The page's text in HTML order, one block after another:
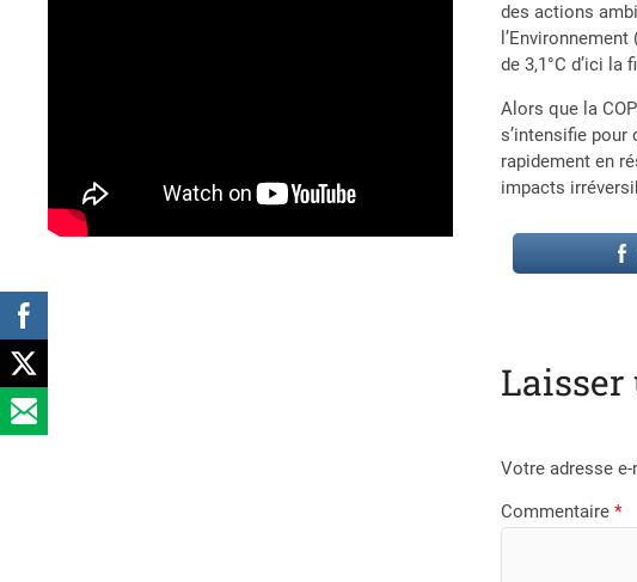
des actions
de 3,1°C d’ici la
Alors que la
s’intensifie
rapidement en
impacts
Votre adresse
Commentaire*